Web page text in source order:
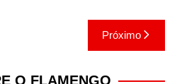
Próximo
O FLAMENGO